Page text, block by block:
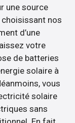
une source
choisissant nos
d’une
votre
de batteries
solaire à
vous
solaire
sans